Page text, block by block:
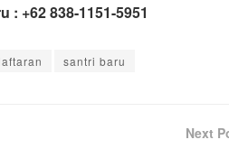
: +62 838-1151-5951
santri baru
Next